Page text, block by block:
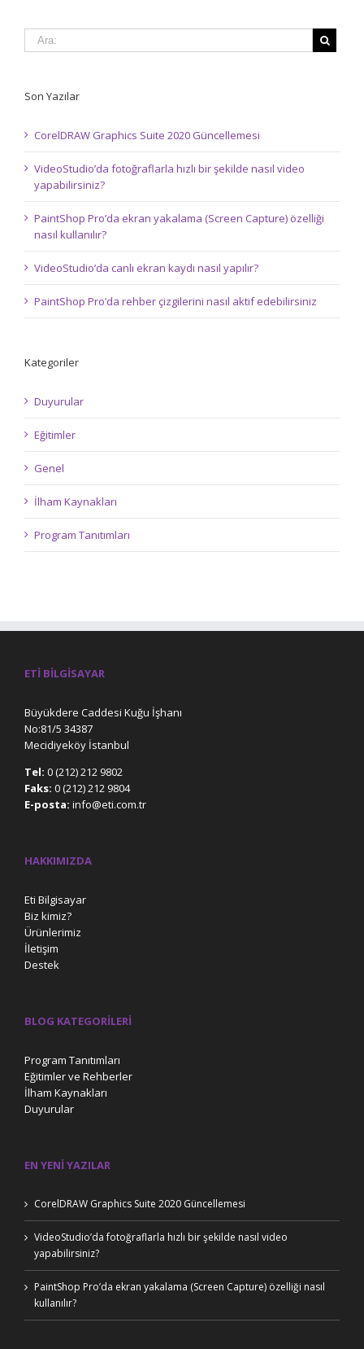
Son Yazılar
CorelDRAW Graphics Suite 2020 Güncellemesi
VideoStudio’da fotoğraflarla hızlı bir şekilde nasıl video
yapabilirsiniz?
PaintShop Pro’da ekran yakalama (Screen Capture) özelliği
nasıl kullanılır?
VideoStudio’da canlı ekran kaydı nasıl yapılır?
PaintShop Pro’da rehber çizgilerini nasıl aktif edebilirsiniz
Kategoriler
Duyurular
Eğitimler
Genel
İlham Kaynakları
Program Tanıtımları
ETI BILGISAYAR
Büyükdere Caddesi Kuğu İşhanı
No:81/5 34387
Mecidiyeköy İstanbul
Tel: 0 (212) 212 9802
Faks: 0 (212) 212 9804
E-posta: info@eti.com.tr
HAKKIMIZDA
Eti Bilgisayar
Biz kimiz?
Ürünlerimiz
İletişim
Destek
BLOG KATEGORILERI
Program Tanıtımları
Eğitimler ve Rehberler
İlham Kaynakları
Duyurular
EN YENI YAZILAR
CorelDRAW Graphics Suite 2020 Güncellemesi
VideoStudio’da fotoğraflarla hızlı bir şekilde nasıl video
yapabilirsiniz?
PaintShop Pro’da ekran yakalama (Screen Capture) özelliği nasıl
kullanılır?